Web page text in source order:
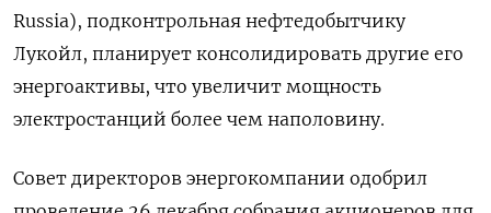
Russia), подконтрольная нефтедобытчику
Лукойл, планирует консолидировать другие его
энергоактивы, что увеличит мощность
электростанций более чем наполовину.
Совет директоров энергокомпании одобрил